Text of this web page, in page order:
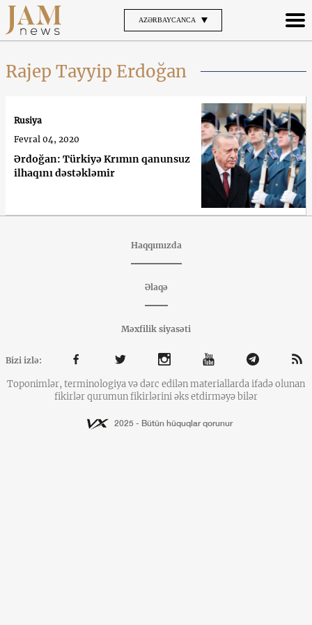
AZƏRBAYCANCA
Rajep Tayyip Erdoğan
Ərdoğan: Türkiyə Krımın qanunsuz
ilhaqını dəstəkləmir
Rusiya
Fevral 04, 2020
Haqqımızda
Əlaqə
Məxfilik siyasəti
Bizi izlə:
Toponimlər, terminologiya və dərc edilən materiallarda ifadə olunan
fikirlər qurumun fikirlərini əks etdirməyə bilər
2025 - Bütün hüquqlar qorunur